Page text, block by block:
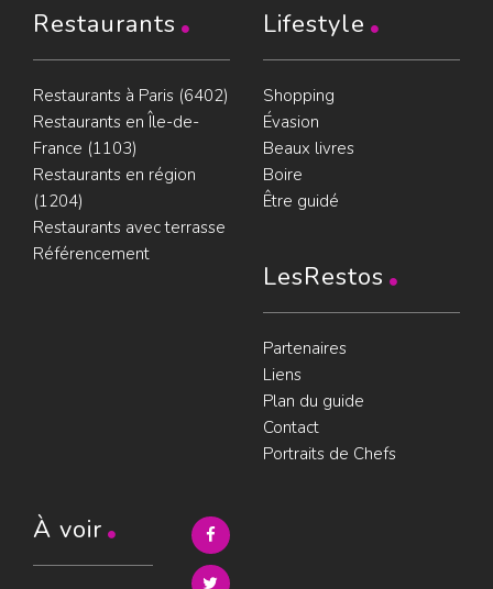
Restaurants
Restaurants à Paris (6402)
Restaurants en Île-de-
France (1103)
Restaurants en région
(1204)
Restaurants avec terrasse
Référencement
Lifestyle
Shopping
Évasion
Beaux livres
Boire
Être guidé
LesRestos
Partenaires
Liens
Plan du guide
Contact
Portraits de Chefs
À voir